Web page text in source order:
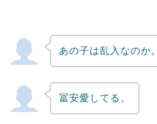
あの子は乱入なのか。
冨安愛してる。